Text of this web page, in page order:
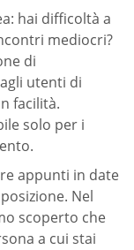
hai difficoltà a
mediocri?
di
utenti di
facilità.
solo per i
appunti in date
Nel
scoperto che
a cui stai